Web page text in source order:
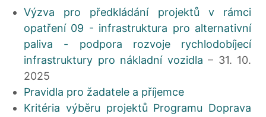
Výzva pro předkládání projektů v rámci
opatření 09 - infrastruktura pro alternativní
paliva - podpora rozvoje rychlodobíjecí
infrastruktury pro nákladní vozidla – 31. 10.
2025
Pravidla pro žadatele a příjemce
Kritéria výběru projektů Programu Doprava